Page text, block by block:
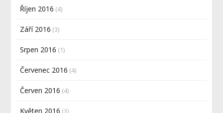
Říjen 2016 (4)
Září 2016 (3)
Srpen 2016 (1)
Červenec 2016 (4)
Červen 2016 (4)
Květen 2016 (3)